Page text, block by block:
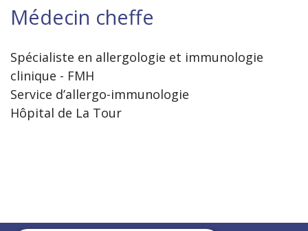
Médecin cheffe
Spécialiste en allergologie et immunologie
clinique - FMH
Service d’allergo-immunologie
Hôpital de La Tour